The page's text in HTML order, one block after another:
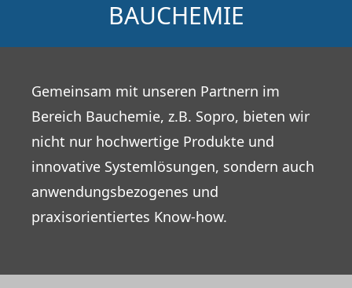
Rohbau | Hochbau
Tiefbau
BAUCHEMIE
Gemeinsam mit unseren Partnern im
Bereich Bauchemie, z.B. Sopro, bieten wir
nicht nur hochwertige Produkte und
innovative Systemlösungen, sondern auch
anwendungsbezogenes und
praxisorientiertes Know-how.